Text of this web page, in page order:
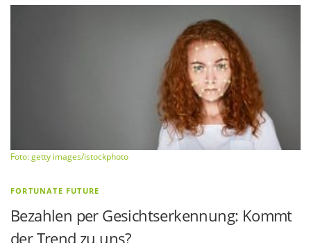
Foto: getty images/istockphoto
FORTUNATE FUTURE
Bezahlen per Gesichtserkennung: Kommt
der Trend zu uns?